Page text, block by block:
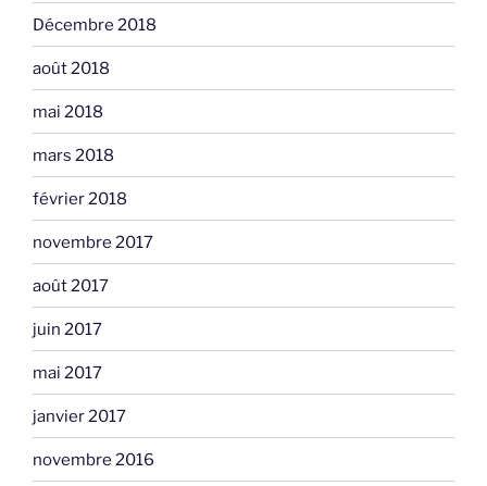
Décembre 2018
août 2018
mai 2018
mars 2018
février 2018
novembre 2017
août 2017
juin 2017
mai 2017
janvier 2017
novembre 2016